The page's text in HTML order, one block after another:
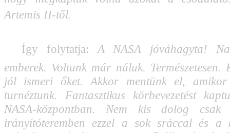
Artemis II-től.
Így folytatja:  A NASA jóváhagyta!
emberek. Voltunk már náluk. Természetesen.
jól ismeri őket. Akkor mentünk el, amikor
turnéztunk. Fantasztikus körbevezetést
NASA-központban. Nem kis dolog
irányítóteremben ezzel a sok sráccal és a